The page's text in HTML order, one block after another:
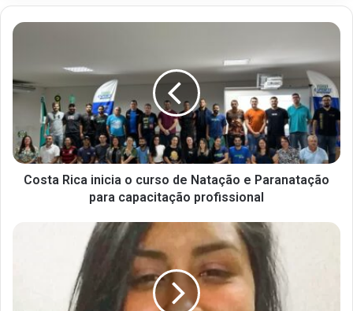
Costa Rica inicia o curso de Natação e Paranatação
para capacitação profissional